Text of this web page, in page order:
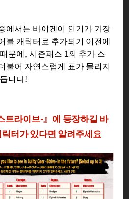
에서는 바이켄이 인기가 가장
블 캐릭터로 추가되기 이전에
문에, 시즌패스 1의 추가 스
불어 자연스럽게 표가 몰리지
니다!
트라이브-』에 등장하길 바
터가 있다면 알려주세요